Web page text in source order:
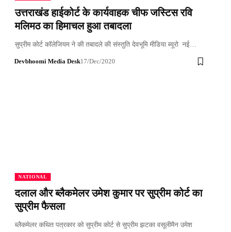
उत्तराखंड हाईकोर्ट के कार्यवाहक चीफ जस्टिस रवि
मलिमठ का हिमाचल हुआ तबादला
सुप्रीम कोर्ट कॉलेजियम ने की तबादले की संस्तुति देवभूमि मीडिया ब्यूरो नई…
Devbhoomi Media Desk17/Dec/2020
NATIONAL
दलाल और ब्लैकमेलर उमेश कुमार पर सुप्रीम कोर्ट का
सुप्रीम फैसला
ब्लैकमेलर कथित पत्रकार को सुप्रीम कोर्ट से सुप्रीम झटका वसूलीमैन उमेश